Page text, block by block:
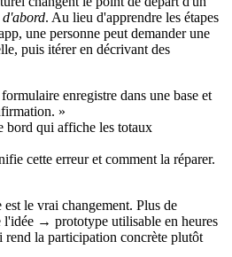
. Au lieu d'apprendre les étapes
une personne peut demander une
puis itérer en décrivant des
enregistre dans une base et
»
bord qui affiche les totaux
cette erreur et comment la réparer.
le vrai changement. Plus de
l'idée → prototype utilisable en heures
rend la participation concrète plutôt